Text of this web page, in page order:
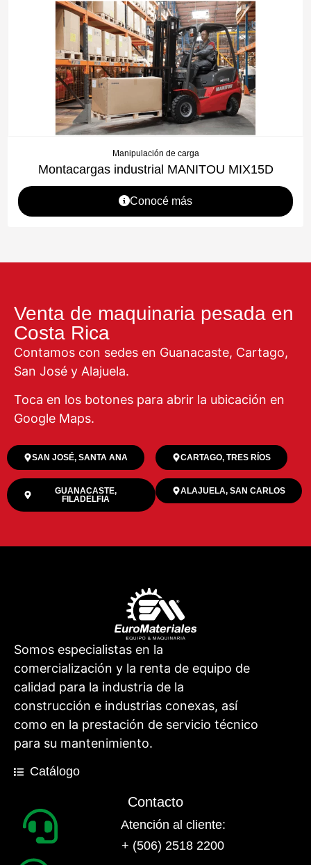
Manipulación de carga
Montacargas industrial MANITOU MIX15D
Conocé más
Venta de maquinaria pesada en
Costa Rica
Contamos con sedes en Guanacaste, Cartago,
San José y Alajuela.
Toca en los botones para abrir la ubicación en
Google Maps.
SAN JOSÉ, SANTA ANA CARTAGO, TRES RÍOS
GUANACASTE,
FILADELFIA
ALAJUELA, SAN CARLOS
Somos especialistas en la
comercialización y la renta de equipo de
calidad para la industria de la
construcción e industrias conexas, así
como en la prestación de servicio técnico
para su mantenimiento.
Catálogo
Contacto
Atención al cliente:
+ (506) 2518 2200